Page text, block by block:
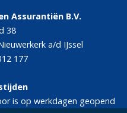
Assurantiën B.V.
38
a/d IJssel
177
is op werkdagen geopend